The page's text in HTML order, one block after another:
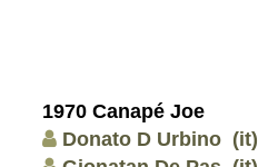
1970 Canapé Joe
Donato D Urbino (it)